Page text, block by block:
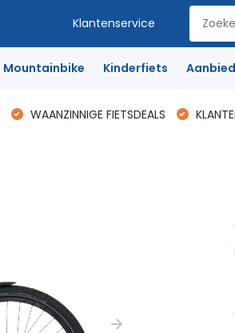
Klantenservice
Mountainbike Kinderfiets
WAANZINNIGE FIETSDEALS